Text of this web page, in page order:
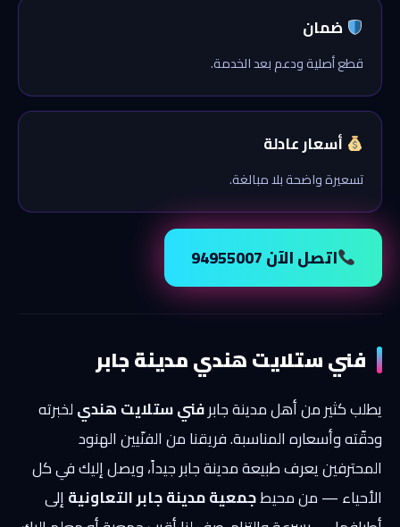
ضمان
قطع أصلية ودعم بعد الخدمة.
أسعار عادلة
تسعيرة واضحة بلا مبالغة.
اتصل الآن 94955007
فني ستلايت هندي مدينة جابر
يطلب كثير من أهل مدينة جابرفني ستلايت هنديلخبرته
ودقّته وأسعاره المناسبة. فريقنا من الفنّيين الهنود
المحترفين يعرف طبيعة مدينة جابر جيداً، ويصل إليك في كل
الأحياء — من محيطجمعية مدينة جابر التعاونيةإلى